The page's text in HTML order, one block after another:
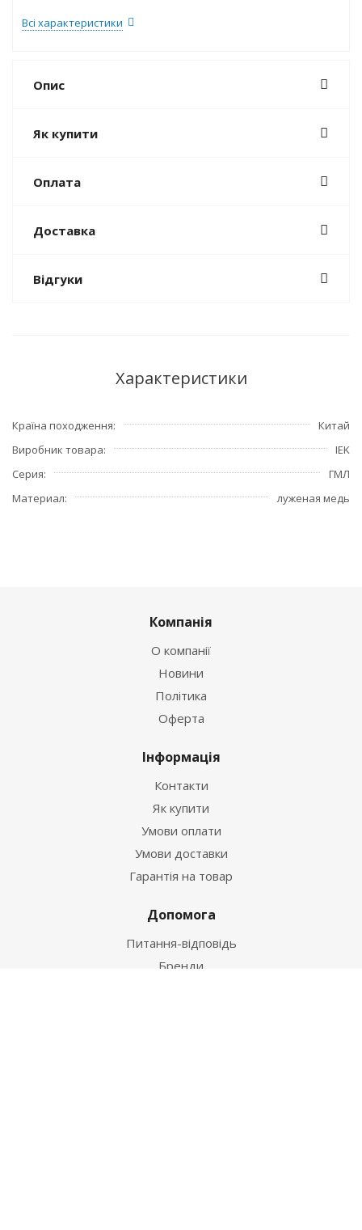
Всі характеристики
Опис
Як купити
Оплата
Доставка
Відгуки
Характеристики
Країна походження
Китай
Виробник товара
IEK
Серия
ГМЛ
Материал
луженая медь
Компанія
О компанії
Новини
Політика
Оферта
Інформація
Контакти
Як купити
Умови оплати
Умови доставки
Гарантія на товар
Допомога
Питання-відповідь
Бренди